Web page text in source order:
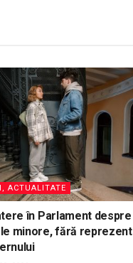
ACTUALITATE
în Parlament despre
minore, fără